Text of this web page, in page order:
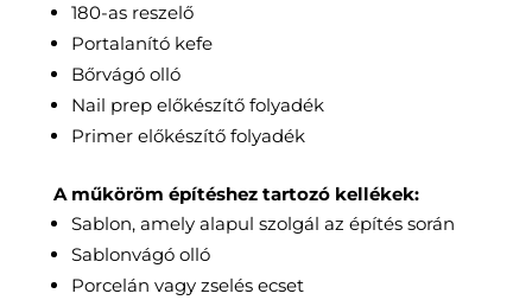
180-as reszelő
Portalanító kefe
Bőrvágó olló
Nail prep előkészítő folyadék
Primer előkészítő folyadék
A műköröm építéshez tartozó kellékek:
Sablon, amely alapul szolgál az építés során
Sablonvágó olló
Porcelán vagy zselés ecset